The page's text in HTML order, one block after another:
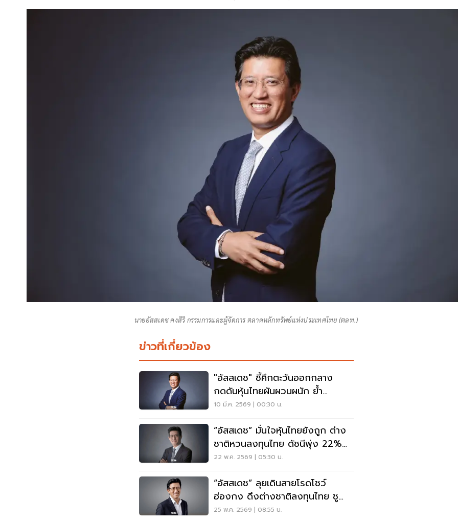
นายอัสสเดช คงสิริ กรรมการและผู้จัดการ ตลาดหลักทรัพย์แห่งประเทศไทย (ตลท.)
ข่าวที่เกี่ยวข้อง
"อัสสเดช" ชี้ศึกตะวันออกกลาง
กดดันหุ้นไทยผันผวนผนัก ย้ำ
Circuit Breaker ยังคุมได้
10 มี.ค. 2569 | 00:30 น.
“อัสสเดช” มั่นใจหุ้นไทยยังถูก ต่าง
ชาติหวนลงทุนไทย ดัชนีพุ่ง 22%
โรดโชว์ยุโรปคึกคัก
22 พ.ค. 2569 | 05:30 น.
“อัสสเดช” ลุยเดินสายโรดโชว์
ฮ่องกง ดึงต่างชาติลงทุนไทย ชู
Data Center-AI-EV จุดขายใหม่
25 พ.ค. 2569 | 08:55 น.